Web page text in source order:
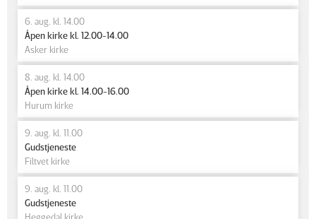
6. aug. kl. 14.00
Åpen kirke kl. 12.00-14.00
Asker kirke
8. aug. kl. 14.00
Åpen kirke kl. 14.00-16.00
Hurum kirke
9. aug. kl. 11.00
Gudstjeneste
Filtvet kirke
9. aug. kl. 11.00
Gudstjeneste
Heggedal kirke